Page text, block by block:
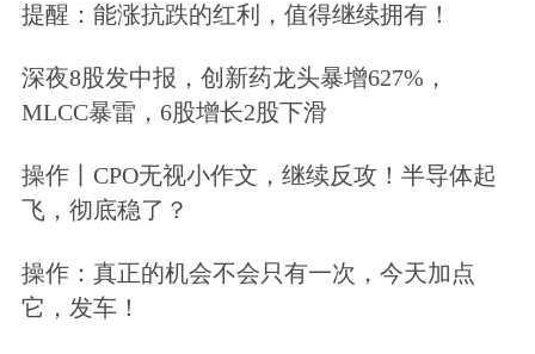
好“姿势”再发力。
从百姓视角看，不应只盯着实际GDP，
GDP增速加上通胀，这是我们真正能感
和上升，企业利润和工资奖金就会增
提醒：能涨抗跌的红利，值得继续拥有！
深夜8股发中报，创新药龙头暴增627%，
MLCC暴雷，6股增长2股下滑
操作丨CPO无视小作文，继续反攻！半导体起
飞，彻底稳了？
操作：真正的机会不会只有一次，今天加点
它，发车！